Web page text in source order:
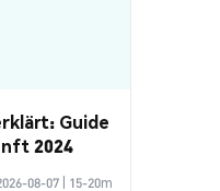
Guide
2024
08-07 15-20m